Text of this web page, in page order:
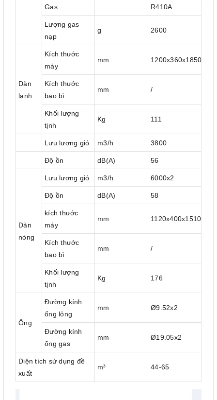
Gas R410A
Lượng gas
nạp
g 2600
Dàn
lạnh
Kích thước
máy
mm 1200x360x1850
Kích thước
bao bì
mm /
Khối lượng
tịnh
Kg 111
Lưu lượng gió m3/h 3800
Độ ồn dB(A) 56
Dàn
nóng
Lưu lượng gió m3/h 6000x2
Độ ồn dB(A) 58
kích thước
máy
mm 1120x400x1510
Kích thước
bao bì
mm /
Khối lượng
tịnh
Kg 176
Ống
Đường kính
ống lỏng
mm Ø9.52x2
Đường kính
ống gas
mm Ø19.05x2
Diện tích sử dụng đề
xuất
m³ 44-65